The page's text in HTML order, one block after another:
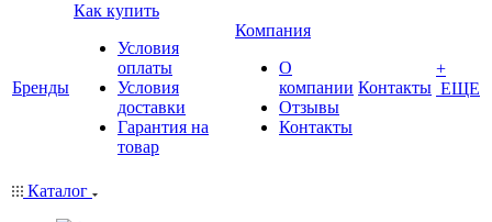
Бренды
Как купить
Условия
оплаты
Условия
доставки
Гарантия на
товар
Компания
О
компании
Отзывы
Контакты
Контакты
+
ЕЩЕ
Каталог